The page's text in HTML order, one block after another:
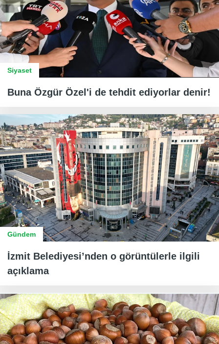
Siyaset
Buna Özgür Özel'i de tehdit ediyorlar denir!
Gündem
İzmit Belediyesi’nden o görüntülerle ilgili
açıklama